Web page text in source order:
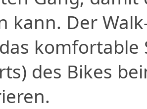
kann. Der
komfortable
des Bikes